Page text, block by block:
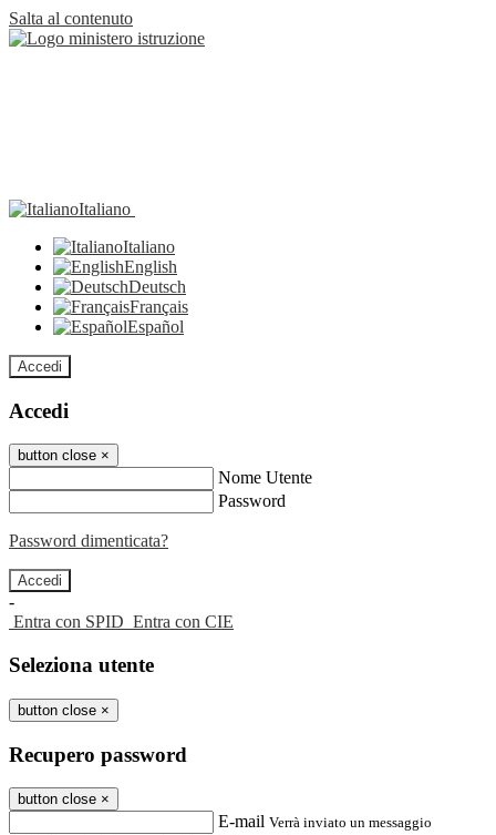
Salta al contenuto
Italiano
Italiano
English
Deutsch
Français
Español
Accedi
Accedi
button close ×
Nome Utente
Password
Password dimenticata?
-
Entra con SPID Entra con CIE
Seleziona utente
button close ×
Recupero password
button close ×
E-mail Verrà inviato un messaggio